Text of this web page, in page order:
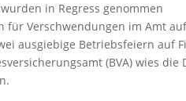
in Regress genommen
für Verschwendungen im Amt
ausgiebige Betriebsfeiern auf
(BVA) wies